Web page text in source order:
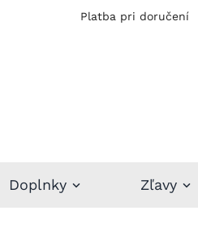
Platba pri doručení
Doplnky Zľavy